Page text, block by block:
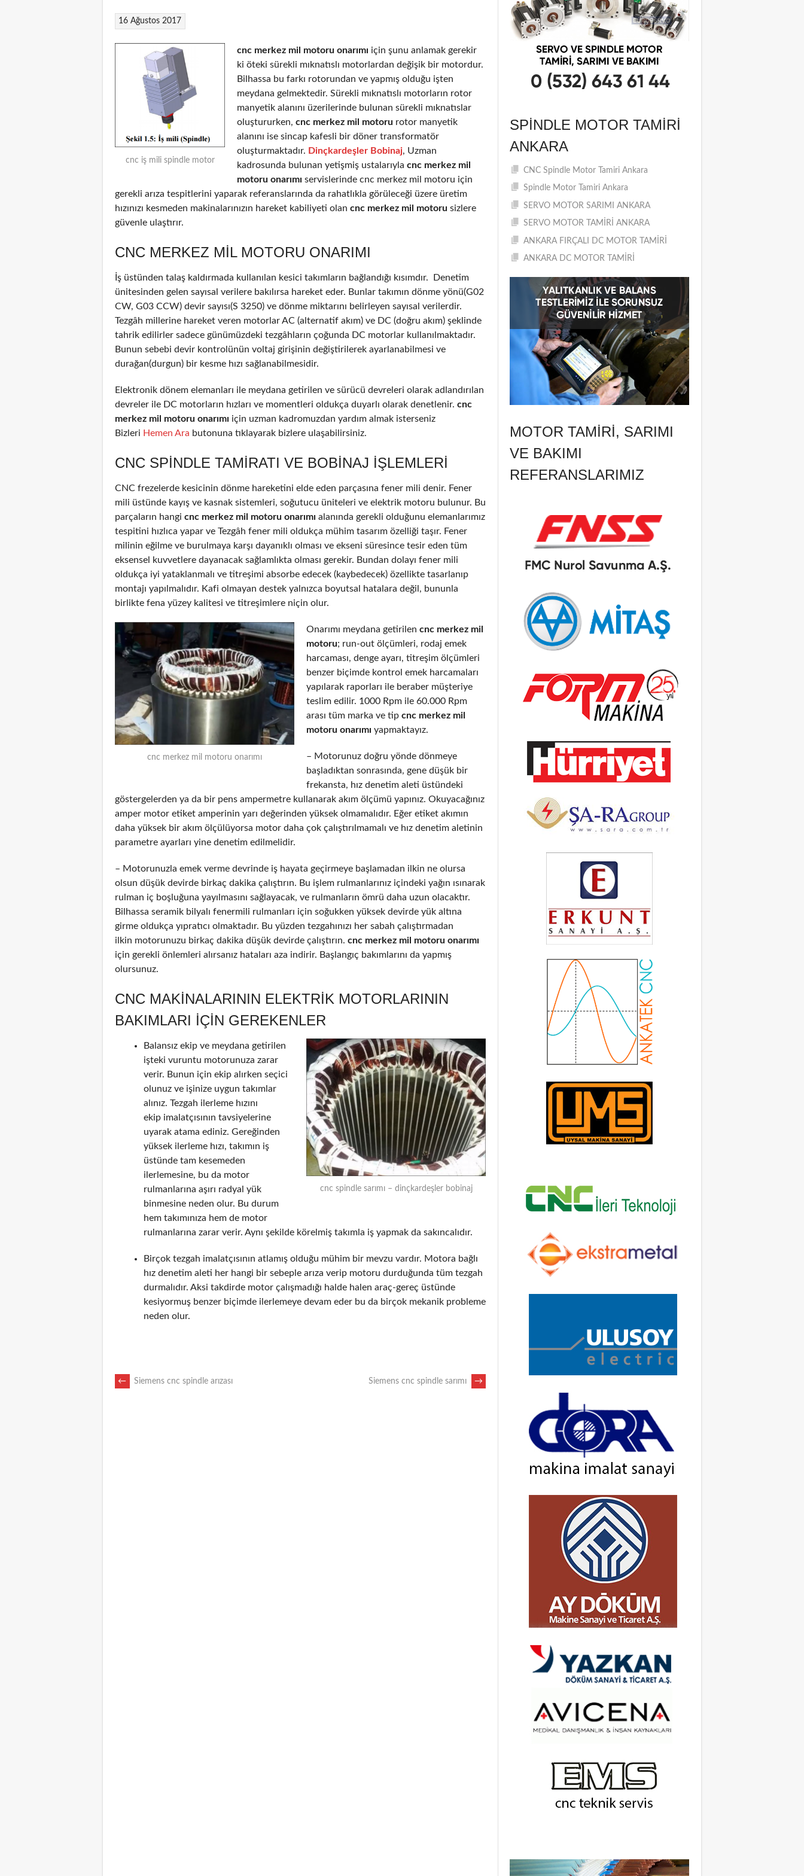
16 Ağustos 2017
cnc iş mili spindle motor
cnc merkez mil motoru onarımı için şunu anlamak gerekir
ki öteki sürekli mıknatıslı motorlardan değişik bir motordur.
Bilhassa bu farkı rotorundan ve yapmış olduğu işten
meydana gelmektedir. Sürekli mıknatıslı motorların rotor
manyetik alanını üzerilerinde bulunan sürekli mıknatıslar
oluştururken, cnc merkez mil motoru rotor manyetik
alanını ise sincap kafesli bir döner transformatör
oluşturmaktadır. Dinçkardeşler Bobinaj, Uzman
kadrosunda bulunan yetişmiş ustalarıyla cnc merkez mil
motoru onarımı servislerinde cnc merkez mil motoru için
gerekli arıza tespitlerini yaparak referanslarında da rahatlıkla görüleceği üzere üretim
hızınızı kesmeden makinalarınızın hareket kabiliyeti olan cnc merkez mil motoru sizlere
güvenle ulaştırır.
CNC MERKEZ MIL MOTORU ONARIMI
İş üstünden talaş kaldırmada kullanılan kesici takımların bağlandığı kısımdır. Denetim
ünitesinden gelen sayısal verilere bakılırsa hareket eder. Bunlar takımın dönme yönü(G02
CW, G03 CCW) devir sayısı(S 3250) ve dönme miktarını belirleyen sayısal verilerdir.
Tezgâh millerine hareket veren motorlar AC (alternatif akım) ve DC (doğru akım) şeklinde
tahrik edilirler sadece günümüzdeki tezgâhların çoğunda DC motorlar kullanılmaktadır.
Bunun sebebi devir kontrolünün voltaj girişinin değiştirilerek ayarlanabilmesi ve
durağan(durgun) bir kesme hızı sağlanabilmesidir.
Elektronik dönem elemanları ile meydana getirilen ve sürücü devreleri olarak adlandırılan
devreler ile DC motorların hızları ve momentleri oldukça duyarlı olarak denetlenir. cnc
merkez mil motoru onarımı için uzman kadromuzdan yardım almak isterseniz
Bizleri Hemen Ara butonuna tıklayarak bizlere ulaşabilirsiniz.
CNC SPINDLE TAMIRATI VE BOBINAJ IŞLEMLERI
CNC frezelerde kesicinin dönme hareketini elde eden parçasına fener mili denir. Fener
mili üstünde kayış ve kasnak sistemleri, soğutucu üniteleri ve elektrik motoru bulunur. Bu
parçaların hangi cnc merkez mil motoru onarımı alanında gerekli olduğunu elemanlarımız
tespitini hızlıca yapar ve Tezgâh fener mili oldukça mühim tasarım özelliği taşır. Fener
milinin eğilme ve burulmaya karşı dayanıklı olması ve ekseni süresince tesir eden tüm
eksensel kuvvetlere dayanacak sağlamlıkta olması gerekir. Bundan dolayı fener mili
oldukça iyi yataklanmalı ve titreşimi absorbe edecek (kaybedecek) özellikte tasarlanıp
montajı yapılmalıdır. Kafi olmayan destek yalnızca boyutsal hatalara değil, bununla
birlikte fena yüzey kalitesi ve titreşimlere niçin olur.
cnc merkez mil motoru onarımı
Onarımı meydana getirilen cnc merkez mil
motoru; run-out ölçümleri, rodaj emek
harcaması, denge ayarı, titreşim ölçümleri
benzer biçimde kontrol emek harcamaları
yapılarak raporları ile beraber müşteriye
teslim edilir. 1000 Rpm ile 60.000 Rpm
arası tüm marka ve tip cnc merkez mil
motoru onarımı yapmaktayız.
– Motorunuz doğru yönde dönmeye
başladıktan sonrasında, gene düşük bir
frekansta, hız denetim aleti üstündeki
göstergelerden ya da bir pens ampermetre kullanarak akım ölçümü yapınız. Okuyacağınız
amper motor etiket amperinin yarı değerinden yüksek olmamalıdır. Eğer etiket akımın
daha yüksek bir akım ölçülüyorsa motor daha çok çalıştırılmamalı ve hız denetim aletinin
parametre ayarları yine denetim edilmelidir.
– Motorunuzla emek verme devrinde iş hayata geçirmeye başlamadan ilkin ne olursa
olsun düşük devirde birkaç dakika çalıştırın. Bu işlem rulmanlarınız içindeki yağın ısınarak
rulman iç boşluğuna yayılmasını sağlayacak, ve rulmanların ömrü daha uzun olacaktır.
Bilhassa seramik bilyalı fenermili rulmanları için soğukken yüksek devirde yük altına
girme oldukça yıpratıcı olmaktadır. Bu yüzden tezgahınızı her sabah çalıştırmadan
ilkin motorunuzu birkaç dakika düşük devirde çalıştırın. cnc merkez mil motoru onarımı
için gerekli önlemleri alırsanız hataları aza indirir. Başlangıç bakımlarını da yapmış
olursunuz.
CNC MAKINALARININ ELEKTRIK MOTORLARININ
BAKIMLARI IÇIN GEREKENLER
cnc spindle sarımı – dinçkardeşler bobinaj
Balansız ekip ve meydana getirilen
işteki vuruntu motorunuza zarar
verir. Bunun için ekip alırken seçici
olunuz ve işinize uygun takımlar
alınız. Tezgah ilerleme hızını
ekip imalatçısının tavsiyelerine
uyarak atama ediniz. Gereğinden
yüksek ilerleme hızı, takımın iş
üstünde tam kesemeden
ilerlemesine, bu da motor
rulmanlarına aşırı radyal yük
binmesine neden olur. Bu durum
hem takımınıza hem de motor
rulmanlarına zarar verir. Aynı şekilde körelmiş takımla iş yapmak da sakıncalıdır.
Birçok tezgah imalatçısının atlamış olduğu mühim bir mevzu vardır. Motora bağlı
hız denetim aleti her hangi bir sebeple arıza verip motoru durduğunda tüm tezgah
durmalıdır. Aksi takdirde motor çalışmadığı halde halen araç-gereç üstünde
kesiyormuş benzer biçimde ilerlemeye devam eder bu da birçok mekanik probleme
neden olur.
POST
← Siemens cnc spindle arızası Siemens cnc spindle sarımı →
SPINDLE MOTOR TAMIRI
ANKARA
CNC Spindle Motor Tamiri Ankara
Spindle Motor Tamiri Ankara
SERVO MOTOR SARIMI ANKARA
SERVO MOTOR TAMİRİ ANKARA
ANKARA FIRÇALI DC MOTOR TAMİRİ
ANKARA DC MOTOR TAMİRİ
MOTOR TAMIRI, SARIMI
VE BAKIMI
REFERANSLARIMIZ